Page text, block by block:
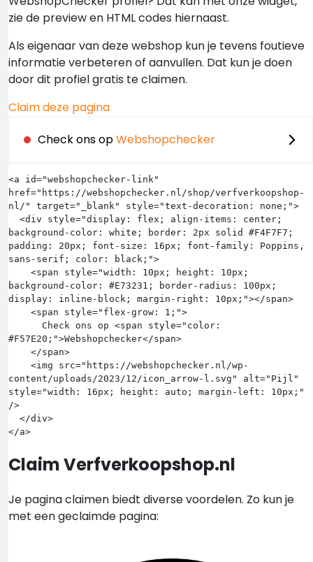
zie de preview en HTML codes hiernaast.
Als eigenaar van deze webshop kun je tevens foutieve
informatie verbeteren of aanvullen. Dat kun je doen
door dit profiel gratis te claimen.
Claim deze pagina
Check ons opWebshopchecker
<a id="webshopchecker-link"
href="https://webshopchecker.nl/shop/verfverkoopshop-
nl/" target="_blank" style="text-decoration: none;">
background-color: white; border: 2px solid #F4F7F7;
padding: 20px; font-size: 16px; font-family: Poppins,
sans-serif; color: black;">
background-color: #E73231; border-radius: 100px;
display: inline-block; margin-right: 10px;"></span>
#F57E20;">Webshopchecker</span>
content/uploads/2023/12/icon_arrow-l.svg" alt="Pijl"
style="width: 16px; height: auto; margin-left: 10px;"
/>
Claim Verfverkoopshop.nl
Je pagina claimen biedt diverse voordelen. Zo kun je
met een geclaimde pagina: